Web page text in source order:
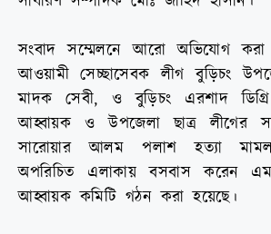
সংবাদ সম্মেলনে আরো অভিযোগ করা
আওয়ামী সেচ্ছাসেবক লীগ বুড়িচং
মাদক সেবী, ও বুড়িচং এরশাদ
আহ্বায়ক ও উপজেলা ছাত্র লীগের
সারোয়ার আলম পলাশ হত্যা
অপরিচিত এলাকায় বসবাস করেন
আহ্বায়ক কমিটি গঠন করা হয়েছে।